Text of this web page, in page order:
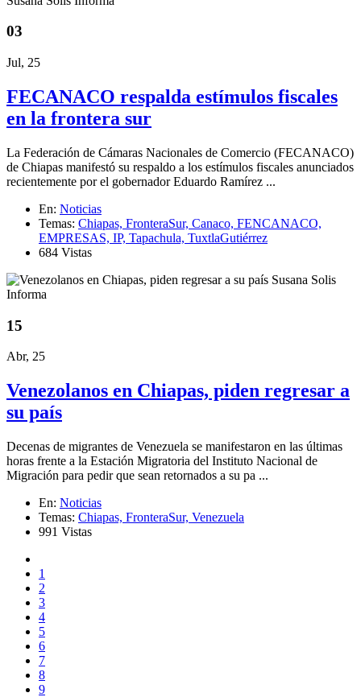
03
Jul, 25
FECANACO respalda estímulos fiscales
en la frontera sur
La Federación de Cámaras Nacionales de Comercio (FECANACO)
de Chiapas manifestó su respaldo a los estímulos fiscales anunciados
recientemente por el gobernador Eduardo Ramírez ...
En: Noticias
Temas: Chiapas, FronteraSur, Canaco, FENCANACO,
EMPRESAS, IP, Tapachula, TuxtlaGutiérrez
684 Vistas
15
Abr, 25
Venezolanos en Chiapas, piden regresar a
su país
Decenas de migrantes de Venezuela se manifestaron en las últimas
horas frente a la Estación Migratoria del Instituto Nacional de
Migración para pedir que sean retornados a su pa ...
En: Noticias
Temas: Chiapas, FronteraSur, Venezuela
991 Vistas
1
2
3
4
5
6
7
8
9